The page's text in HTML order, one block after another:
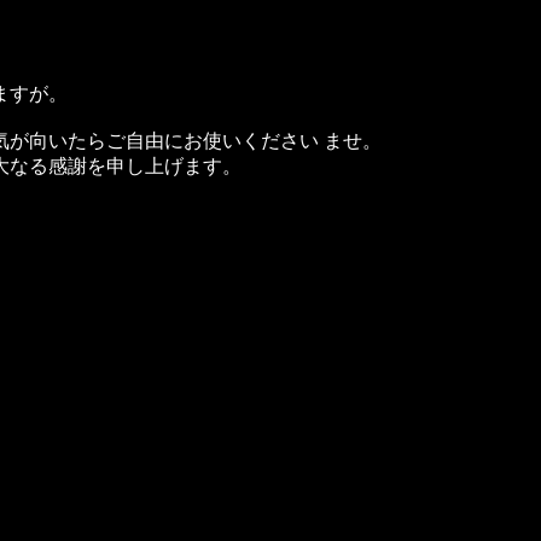
が。
向いたらご自由にお使いください ませ。
る感謝を申し上げます。